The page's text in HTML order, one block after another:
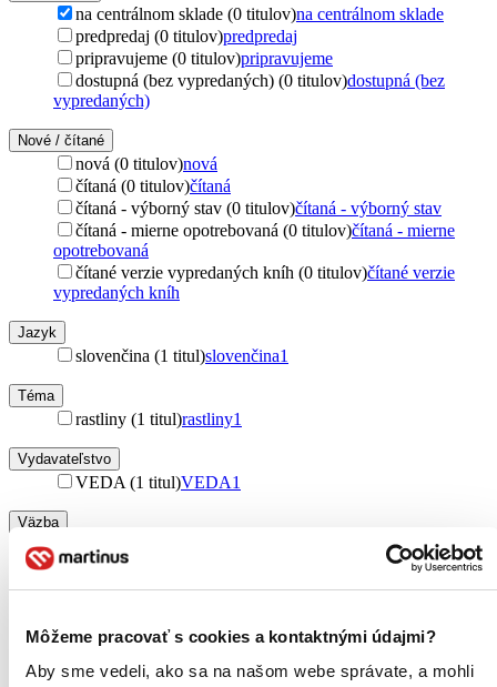
Môžeme pracovať s cookies a kontaktnými údajmi?
Aby sme vedeli, ako sa na našom webe správate, a mohli
na centrálnom sklade (0 titulov)na centrálnom sklade
predpredaj (0 titulov)predpredaj
pripravujeme (0 titulov)pripravujeme
dostupná (bez vypredaných) (0 titulov)dostupná (bez
vypredaných)
Nové / čítané
nová (0 titulov)nová
čítaná (0 titulov)čítaná
čítaná - výborný stav (0 titulov)čítaná - výborný stav
čítaná - mierne opotrebovaná (0 titulov)čítaná - mierne
opotrebovaná
čítané verzie vypredaných kníh (0 titulov)čítané verzie
vypredaných kníh
Jazyk
slovenčina (1 titul)slovenčina1
Téma
rastliny (1 titul)rastliny1
Vydavateľstvo
VEDA (1 titul)VEDA1
Väzba
pevná väzba (1 titul)
Zoradiť